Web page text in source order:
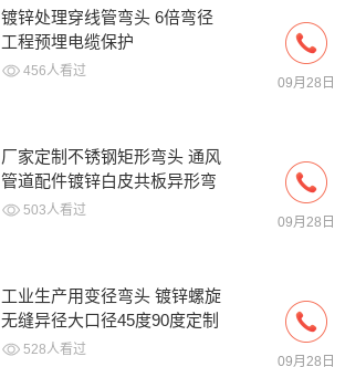
镀锌处理穿线管弯头 6倍弯径
工程预埋电缆保护
456人看过
09月28日
厂家定制不锈钢矩形弯头 通风
管道配件镀锌白皮共板异形弯
头加工
503人看过
09月28日
工业生产用变径弯头 镀锌螺旋
无缝异径大口径45度90度定制
528人看过
09月28日